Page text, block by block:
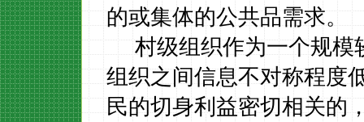
的或集体的公共品需求。
村级组织作为一个规模
组织之间信息不对称程度
民的切身利益密切相关的